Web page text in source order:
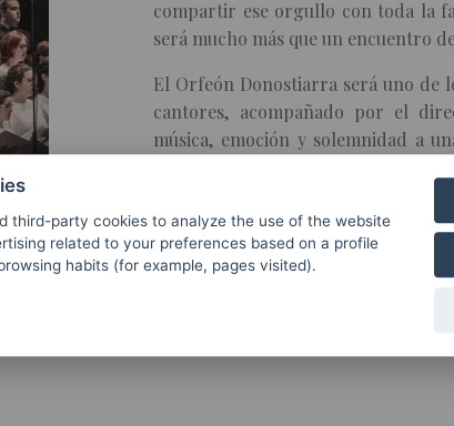
compartir ese orgullo con toda la
será mucho más que un encuentro
El Orfeón Donostiarra será uno de
cantores, acompañado por el
música, emoción y solemnidad a
conductor de una celebración que
La presencia del Orfeón
voces pondrán el tono a una
forma de agradecer, de celebrar y
third-party cookies to analyze the use of the website
related to your preferences based on a profile
habits (for example, pages visited).